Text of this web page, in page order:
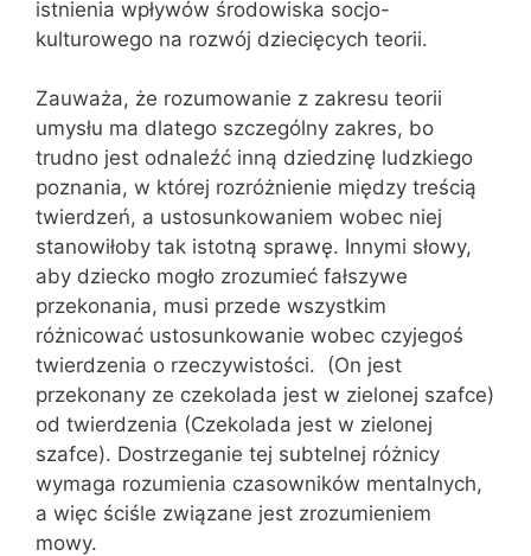
istnienia wpływów środowiska socjo-
kulturowego na rozwój dziecięcych teorii.
Zauważa, że rozumowanie z zakresu teorii
umysłu ma dlatego szczególny zakres, bo
trudno jest odnaleźć inną dziedzinę ludzkiego
poznania, w której rozróżnienie między treścią
twierdzeń, a ustosunkowaniem wobec niej
stanowiłoby tak istotną sprawę. Innymi słowy,
aby dziecko mogło zrozumieć fałszywe
przekonania, musi przede wszystkim
różnicować ustosunkowanie wobec czyjegoś
twierdzenia o rzeczywistości. (On jest
przekonany ze czekolada jest w zielonej szafce)
od twierdzenia (Czekolada jest w zielonej
szafce). Dostrzeganie tej subtelnej różnicy
wymaga rozumienia czasowników mentalnych,
a więc ściśle związane jest zrozumieniem
mowy.